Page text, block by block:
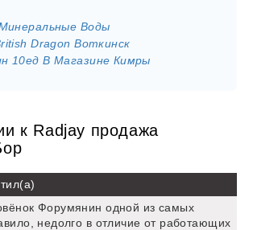
Воды
Dragon Воткинск
10ед В Магазине Кимры
к Radjay продажа
Форумянин одной из самых
недолго в отличие от работающих